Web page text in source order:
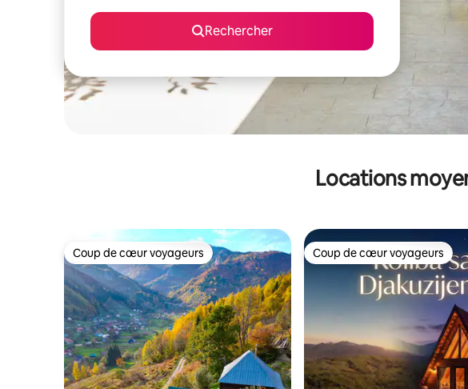
Rechercher
Locations
Coup de cœur voyageurs
Coup de cœur voyageurs Coup de cœur voyageurs
Coup de cœur voyageurs